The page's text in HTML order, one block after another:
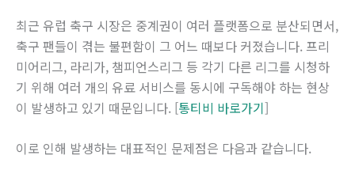
최근 유럽 축구 시장은 중계권이 여러 플랫폼으로 분산되면서,
축구 팬들이 겪는 불편함이 그 어느 때보다 커졌습니다. 프리
미어리그, 라리가, 챔피언스리그 등 각기 다른 리그를 시청하
기 위해 여러 개의 유료 서비스를 동시에 구독해야 하는 현상
이 발생하고 있기 때문입니다. [통티비 바로가기]
이로 인해 발생하는 대표적인 문제점은 다음과 같습니다.